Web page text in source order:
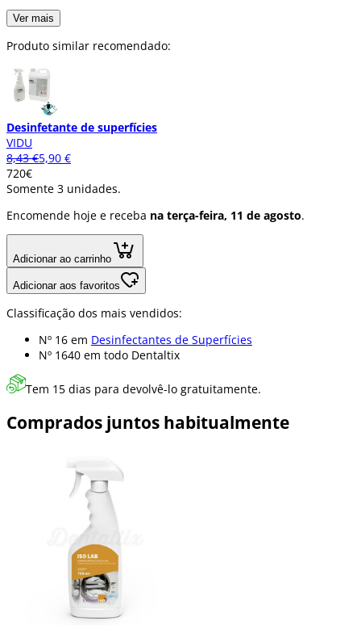
Ver mais
Produto similar recomendado:
Desinfetante de superfícies
VIDU
8,43 €5,90 €
720€
Somente 3 unidades.
Encomende hoje e receba na terça-feira, 11 de agosto.
Adicionar ao carrinho
Adicionar aos favoritos
Classificação dos mais vendidos:
Nº 16 em Desinfectantes de Superfícies
Nº 1640 em todo Dentaltix
Tem 15 dias para devolvê-lo gratuitamente.
Comprados juntos habitualmente